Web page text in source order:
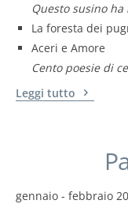
Questo susino
La foresta dei
Aceri e Amore
Cento poesie di
Leggi tutto
gennaio - febbraio